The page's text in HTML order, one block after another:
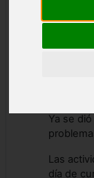
Jesus
Número de
Ya se
Las
día de